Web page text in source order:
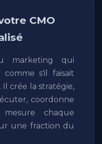
CMO
marketing qui
s'il faisait
crée la stratégie,
coordonne
chaque
une fraction du